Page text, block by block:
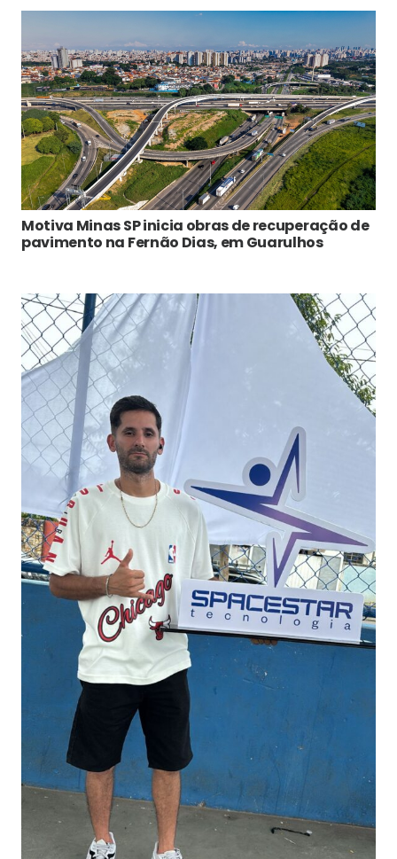
Motiva Minas SP inicia obras de recuperação de
pavimento na Fernão Dias, em Guarulhos